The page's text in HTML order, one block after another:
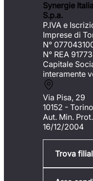
Synergie
S.p.a.
P.IVA e
Imprese di
N°
N° REA
Capitale
interamente
Via Pisa, 29
10152 -
Aut. Min.
16/12/2004
Trova